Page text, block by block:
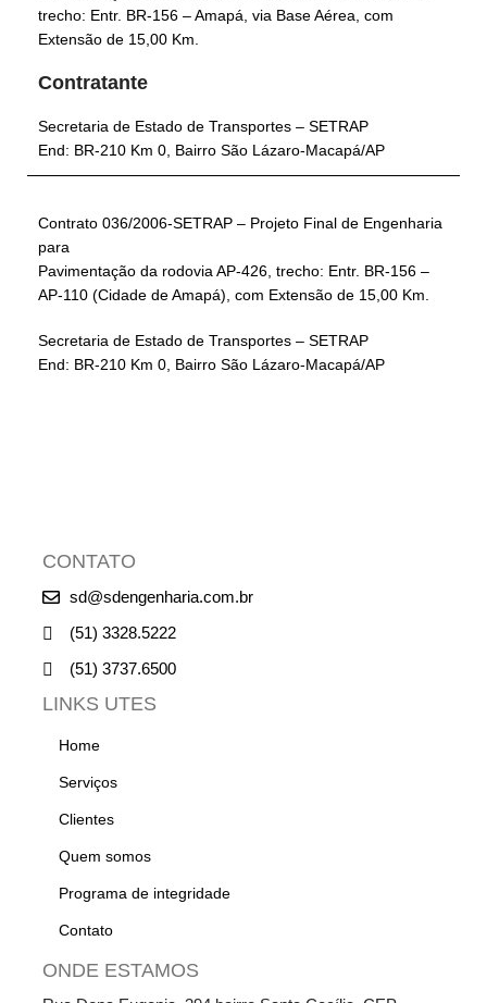
trecho: Entr. BR-156 – Amapá, via Base Aérea, com
Extensão de 15,00 Km.
Contratante
Secretaria de Estado de Transportes – SETRAP
End: BR-210 Km 0, Bairro São Lázaro-Macapá/AP
Contrato 036/2006-SETRAP – Projeto Final de Engenharia
para
Pavimentação da rodovia AP-426, trecho: Entr. BR-156 –
AP-110 (Cidade de Amapá), com Extensão de 15,00 Km.
Secretaria de Estado de Transportes – SETRAP
End: BR-210 Km 0, Bairro São Lázaro-Macapá/AP
CONTATO
sd@sdengenharia.com.br
(51) 3328.5222
(51) 3737.6500
LINKS UTES
Home
Serviços
Clientes
Quem somos
Programa de integridade
Contato
ONDE ESTAMOS